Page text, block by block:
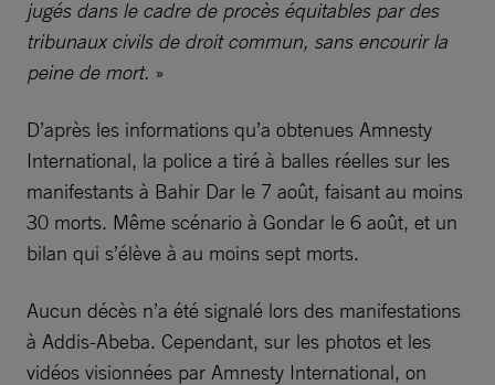
jugés dans le cadre de procès équitables par des
tribunaux civils de droit commun, sans encourir la
peine de mort. »
D’après les informations qu’a obtenues Amnesty
International, la police a tiré à balles réelles sur les
manifestants à Bahir Dar le 7 août, faisant au moins
30 morts. Même scénario à Gondar le 6 août, et un
bilan qui s’élève à au moins sept morts.
Aucun décès n’a été signalé lors des manifestations
à Addis-Abeba. Cependant, sur les photos et les
vidéos visionnées par Amnesty International, on